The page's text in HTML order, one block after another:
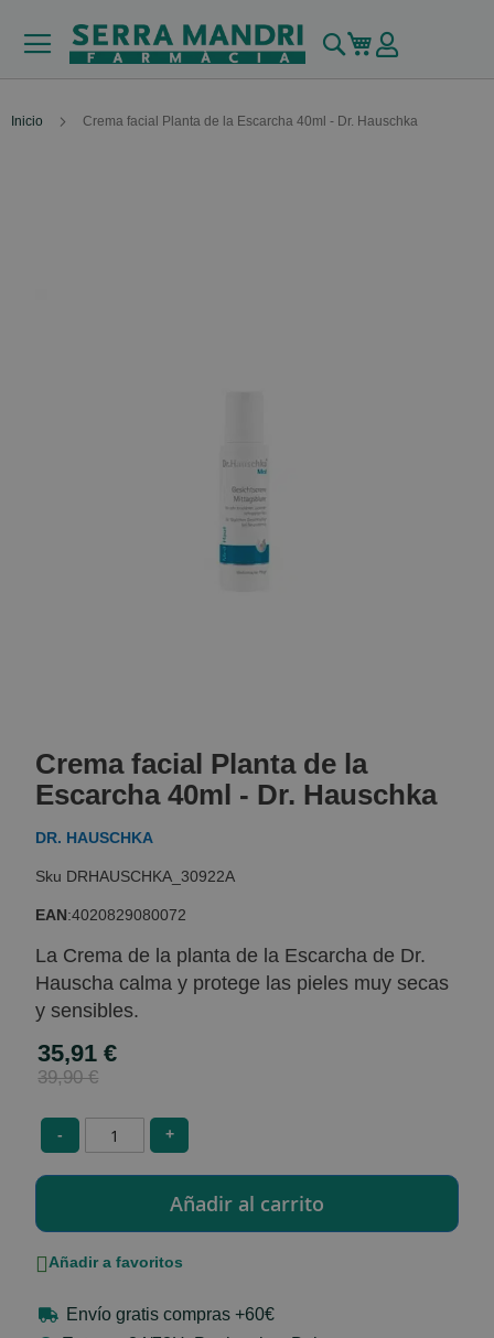
Buscar
Mi carrito
Inicio Crema facial Planta de la Escarcha 40ml - Dr. Hauschka
the
beginning
of
the
gallery
Crema facial Planta de la
Escarcha 40ml - Dr. Hauschka
DR. HAUSCHKA
DRHAUSCHKA_30922A
EAN:4020829080072
La Crema de la planta de la Escarcha de Dr.
Hauscha calma y protege las pieles muy secas
y sensibles.
Special
Price
35,91 €
39,90 €
- +
Añadir a favoritos
Envío gratis compras +60€